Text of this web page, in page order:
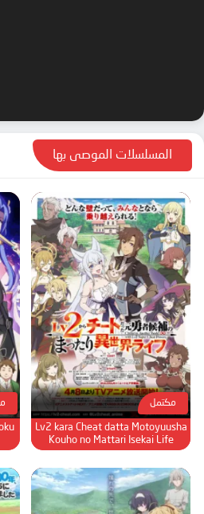
المسلسلات الموصى بها
مكتمل
Lv2 kara Cheat datta Motoyuusha
Kouho no Mattari Isekai Life